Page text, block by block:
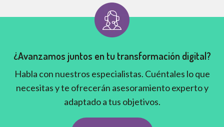
¿Avanzamos juntos en tu transformación digital?
Habla con nuestros especialistas. Cuéntales lo que
necesitas y te ofrecerán asesoramiento experto y
adaptado a tus objetivos.